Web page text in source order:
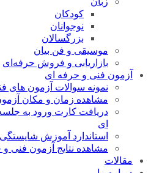
کودکان
نوجوانان
بزرگسالان
موسیقی و فن بیان
بازاریابی و فروش حرفه‌ای
آزمون فنی و حرفه ای
نمونه سوالات آزمون های
مشاهده زمان و مکان
دریافت کارت ورود به
ای
استاندارد آموزش شایستگی
مشاهده نتایج آزمون فنی
مقالات